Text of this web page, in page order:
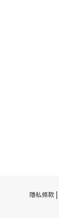
隱私條款|​ ​